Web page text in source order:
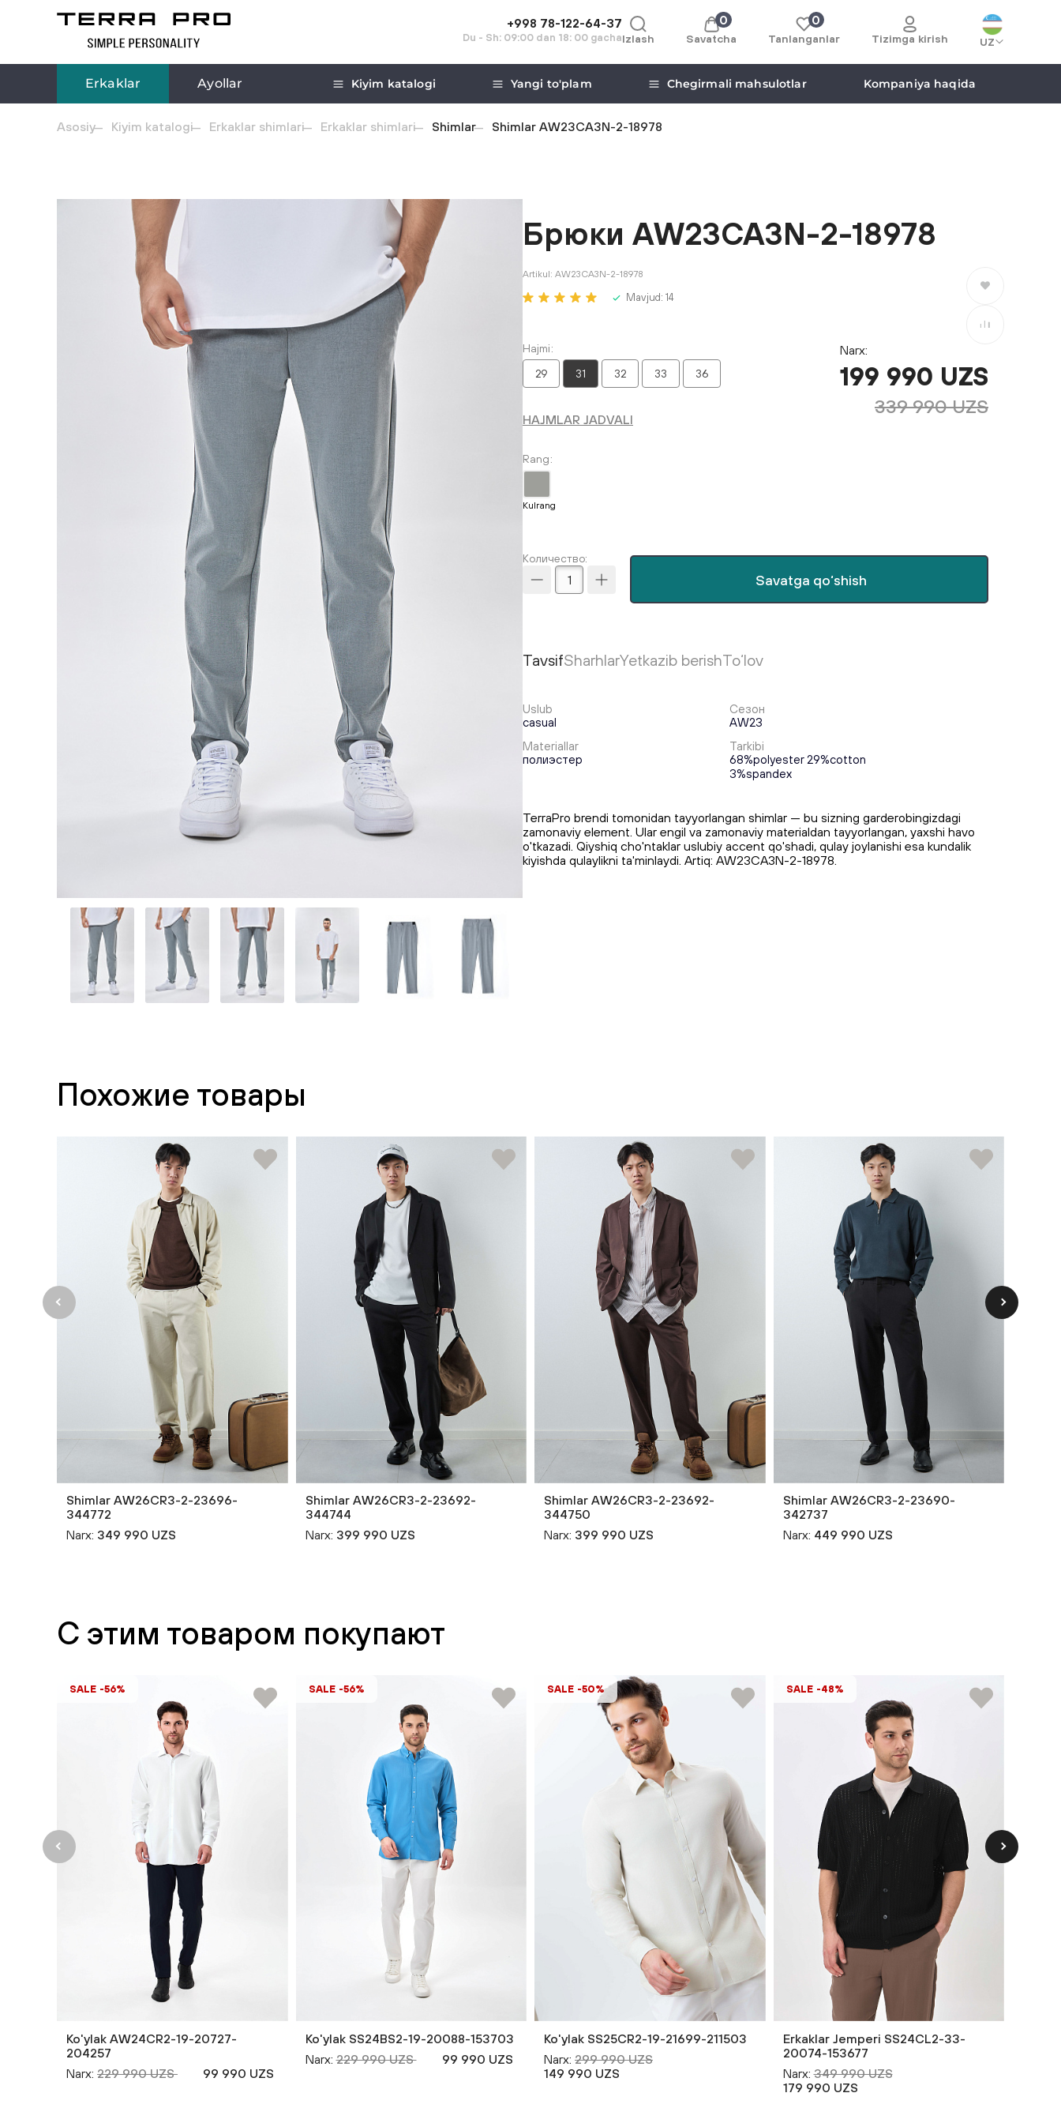
+998 78-122-64-37
Du - Sh: 09:00 dan 18: 00 gachaIzlash Savatcha
0 0
Tanlanganlar Tizimga kirish UZ
Erkaklar Ayollar Kiyim katalogi Yangi to'plam Chegirmali mahsulotlar Kompaniya haqida
Asosiy Kiyim katalogi Erkaklar shimlari Erkaklar shimlari Shimlar Shimlar AW23CA3N-2-18978
Брюки AW23CA3N-2-18978
Artikul: AW23CA3N-2-18978
Mavjud: 14
Saralanganlarga
Taqqoslashga
Hajmi
29
31 32 33 36
HAJMLAR JADVALI
Rang
Kulrang
Narx:
199 990 UZS
339 990 UZS
Количество:
Savatga qo‘shish
TavsifSharhlarYetkazib berishTo‘lov
Uslub
casual
Сезон
AW23
Materiallar
полиэстер
Tarkibi
68%polyester 29%cotton
3%spandex
TerraPro brendi tomonidan tayyorlangan shimlar — bu sizning garderobingizdagi
zamonaviy element. Ular engil va zamonaviy materialdan tayyorlangan, yaxshi havo
o'tkazadi. Qiyshiq cho'ntaklar uslubiy accent qo'shadi, qulay joylanishi esa kundalik
kiyishda qulaylikni ta'minlaydi. Artiq: AW23CA3N-2-18978.
Похожие товары
Shimlar AW26CR3-2-23696-
344772
Narx: 349 990 UZS
Shimlar AW26CR3-2-23692-
344744
Narx: 399 990 UZS
Shimlar AW26CR3-2-23692-
344750
Narx: 399 990 UZS
Shimlar AW26CR3-2-23690-
342737
Narx: 449 990 UZS
С этим товаром покупают
SALE -56%
Ko'ylak AW24CR2-19-20727-
204257
Narx: 229 990 UZS 99 990 UZS
SALE -56%
Ko'ylak SS24BS2-19-20088-153703
Narx: 229 990 UZS 99 990 UZS
SALE -50%
Ko'ylak SS25CR2-19-21699-211503
Narx: 299 990 UZS
149 990 UZS
SALE -48%
Erkaklar Jemperi SS24CL2-33-
20074-153677
Narx: 349 990 UZS
179 990 UZS